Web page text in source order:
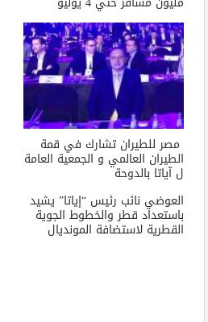
مصر للطيران تشارك في قمة
الطيران العالمي و الجمعية العامة
ل آياتا بالدوحة
العوضي نائب رئيس “إياتا” يشيد
باستعداد قطر والخطوط الجوية
القطرية لاستضافة المونديال